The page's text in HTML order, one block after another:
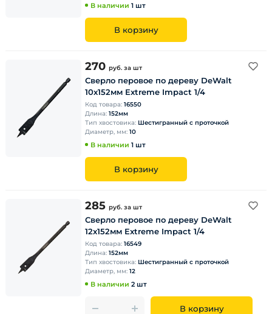
В наличии 1 шт
В корзину
270 руб. за шт
Сверло перовое по дереву DeWalt
10х152мм Extreme Impact 1/4
Код товара: 16550
Длина: 152мм
Тип хвостовика: Шестигранный с проточкой
Диаметр, мм: 10
В наличии 1 шт
В корзину
285 руб. за шт
Сверло перовое по дереву DeWalt
12х152мм Extreme Impact 1/4
Код товара: 16549
Длина: 152мм
Тип хвостовика: Шестигранный с проточкой
Диаметр, мм: 12
В наличии 2 шт
В корзину